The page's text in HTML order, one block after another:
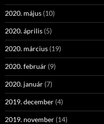
2020. május (10)
2020. április (5)
2020. március (19)
2020. február (9)
2020. január (7)
2019. december (4)
2019. november (14)